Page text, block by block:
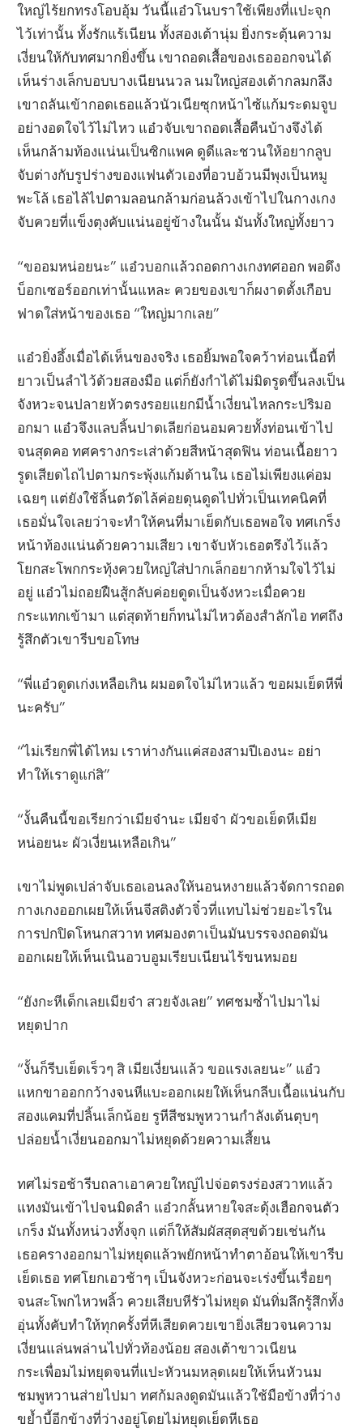
ใหญ่ไร้ยกทรงโอบอุ้ม วันนี้แอ๋วโนบราใช้เพียงที่แปะจุก
ไว้เท่านั้น ทั้งรักแร้เนียน ทั้งสองเต้านุ่ม ยิ่งกระตุ้นความ
เงี่ยนให้กับทศมากยิ่งขึ้น เขาถอดเสื้อของเธอออกจนได้
เห็นร่างเล็กบอบบางเนียนนวล นมใหญ่สองเต้ากลมกลึง
เขาถลันเข้ากอดเธอแล้วนัวเนียซุกหน้าไซ้แก้มระดมจูบ
อย่างอดใจไว้ไม่ไหว แอ๋วจับเขาถอดเสื้อคืนบ้างจึงได้
เห็นกล้ามท้องแน่นเป็นซิกแพค ดูดีและชวนให้อยากลูบ
จับต่างกับรูปร่างของแฟนตัวเองที่อวบอ้วนมีพุงเป็นหมู
พะโล้ เธอไล้ไปตามลอนกล้ามก่อนล้วงเข้าไปในกางเกง
จับควยที่แข็งตุงคับแน่นอยู่ข้างในนั้น มันทั้งใหญ่ทั้งยาว
“ขออมหน่อยนะ” แอ๋วบอกแล้วถอดกางเกงทศออก พอดึง
บ็อกเซอร์ออกเท่านั้นแหละ ควยของเขาก็ผงาดตั้งเกือบ
ฟาดใส่หน้าของเธอ “ใหญ่มากเลย”
แอ๋วยิ่งอึ้งเมื่อได้เห็นของจริง เธอยิ้มพอใจคว้าท่อนเนื้อที่
ยาวเป็นลำไว้ด้วยสองมือ แต่ก็ยังกำได้ไม่มิดรูดขึ้นลงเป็น
จังหวะจนปลายหัวตรงรอยแยกมีน้ำเงี่ยนไหลกระปริมอ
อกมา แอ๋วจึงแลบลิ้นปาดเลียก่อนอมควยทั้งท่อนเข้าไป
จนสุดคอ ทศครางกระเส่าด้วยสีหน้าสุดฟิน ท่อนเนื้อยาว
รูดเสียดไถไปตามกระพุ้งแก้มด้านใน เธอไม่เพียงแค่อม
เฉยๆ แต่ยังใช้ลิ้นตวัดไล้ค่อยดุนดูดไปทั่วเป็นเทคนิคที่
เธอมั่นใจเลยว่าจะทำให้คนที่มาเย็ดกับเธอพอใจ ทศเกร็ง
หน้าท้องแน่นด้วยความเสียว เขาจับหัวเธอตรึงไว้แล้ว
โยกสะโพกกระทุ้งควยใหญ่ใส่ปากเล็กอยากห้ามใจไว้ไม่
อยู่ แอ๋วไม่ถอยฝืนสู้กลับค่อยดูดเป็นจังหวะเมื่อควย
กระแทกเข้ามา แต่สุดท้ายก็ทนไม่ไหวต้องสำลักไอ ทศถึง
รู้สึกตัวเขารีบขอโทษ
“พี่แอ๋วดูดเก่งเหลือเกิน ผมอดใจไม่ไหวแล้ว ขอผมเย็ดหีพี่
นะครับ”
“ไม่เรียกพี่ได้ไหม เราห่างกันแค่สองสามปีเองนะ อย่า
ทำให้เราดูแก่สิ”
“งั้นคืนนี้ขอเรียกว่าเมียจ๋านะ เมียจ๋า ผัวขอเย็ดหีเมีย
หน่อยนะ ผัวเงี่ยนเหลือเกิน”
เขาไม่พูดเปล่าจับเธอเอนลงให้นอนหงายแล้วจัดการถอด
กางเกงออกเผยให้เห็นจีสติงตัวจิ๋วที่แทบไม่ช่วยอะไรใน
การปกปิดโหนกสวาท ทศมองตาเป็นมันบรรจงถอดมัน
ออกเผยให้เห็นเนินอวบอูมเรียบเนียนไร้ขนหมอย
“ยังกะหีเด็กเลยเมียจ๋า สวยจังเลย” ทศชมซ้ำไปมาไม่
หยุดปาก
“งั้นก็รีบเย็ดเร็วๆ สิ เมียเงี่ยนแล้ว ขอแรงเลยนะ” แอ๋ว
แหกขาออกกว้างจนหีแบะออกเผยให้เห็นกลีบเนื้อแน่นกับ
สองแคมที่ปลิ้นเล็กน้อย รูหีสีชมพูหวานกำลังเต้นตุบๆ
ปล่อยน้ำเงี่ยนออกมาไม่หยุดด้วยความเสี้ยน
ทศไม่รอช้ารีบถลาเอาควยใหญ่ไปจ่อตรงร่องสวาทแล้ว
แทงมันเข้าไปจนมิดลำ แอ๋วกลั้นหายใจสะดุ้งเฮือกจนตัว
เกร็ง มันทั้งหน่วงทั้งจุก แต่ก็ให้สัมผัสสุดสุขด้วยเช่นกัน
เธอครางออกมาไม่หยุดแล้วพยักหน้าทำตาอ้อนให้เขารีบ
เย็ดเธอ ทศโยกเอวช้าๆ เป็นจังหวะก่อนจะเร่งขึ้นเรื่อยๆ
จนสะโพกไหวพลิ้ว ควยเสียบหีรัวไม่หยุด มันทิ่มลึกรู้สึกทั้ง
อุ่นทั้งคับทำให้ทุกครั้งที่หีเสียดควยเขายิ่งเสียวจนความ
เงี่ยนแล่นพล่านไปทั่วท้องน้อย สองเต้าขาวเนียน
กระเพื่อมไม่หยุดจนที่แปะหัวนมหลุดเผยให้เห็นหัวนม
ชมพูหวานส่ายไปมา ทศก้มลงดูดมันแล้วใช้มือข้างที่ว่าง
ขย้ำบี้อีกข้างที่ว่างอยู่โดยไม่หยุดเย็ดหีเธอ